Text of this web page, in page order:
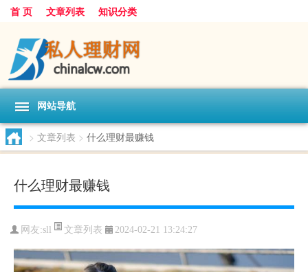
首 页 文章列表 知识分类
网站导航
> 文章列表 > 什么理财最赚钱
什么理财最赚钱
网友:sll 文章列表 2024-02-21 13:24:27